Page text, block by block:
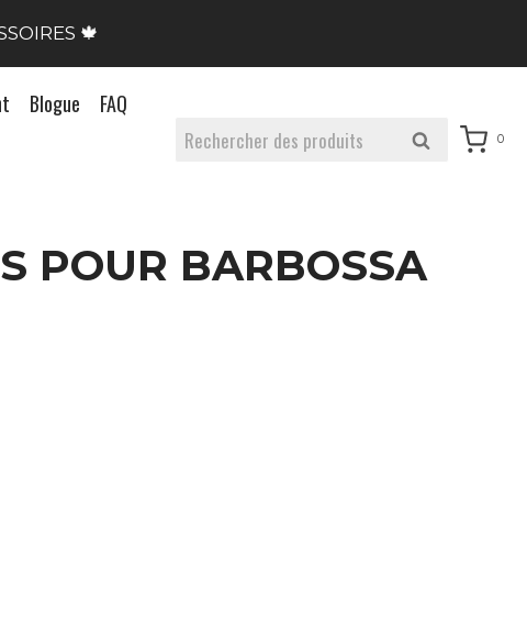
🍁
Blogue FAQ
Rechercher : Rechercher
0
POUR BARBOSSA